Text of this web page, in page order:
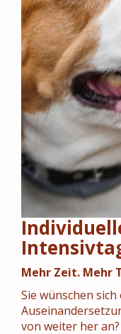
Mehr Zeit. Mehr
Sie wünschen
von weiter her